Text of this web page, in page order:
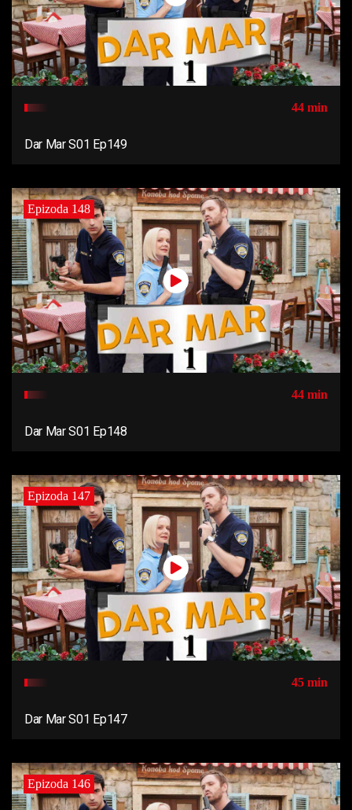
44 min
Dar Mar S01 Ep149
Epizoda 148
44 min
Dar Mar S01 Ep148
Epizoda 147
45 min
Dar Mar S01 Ep147
Epizoda 146